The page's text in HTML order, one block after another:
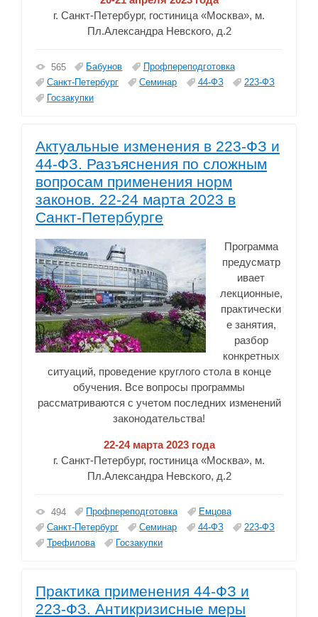
г. Санкт-Петербург, гостиница «Москва», м.
Пл.Александра Невского, д.2
565 Бабунов
Профпереподготовка
Санкт-Петербург
Семинар 44-ФЗ
223-ФЗ
Госзакупки
Актуальные изменения в 223-ФЗ и
44-ФЗ. Разъяснения по сложным
вопросам применения норм
законов. 22-24 марта 2023 в
Санкт-Петербурге
Программа
предусматр
ивает
лекционные,
практически
е занятия,
разбор
конкретных
ситуаций, проведение круглого стола в конце
обучения. Все вопросы программы
рассматриваются с учетом последних изменений
законодательства!
22-24 марта 2023 года
г. Санкт-Петербург, гостиница «Москва», м.
Пл.Александра Невского, д.2
494 Профпереподготовка
Емцова
Санкт-Петербург
Семинар 44-ФЗ
223-ФЗ
Трефилова
Госзакупки
Практика применения 44-ФЗ и
223-ФЗ. Антикризисные меры